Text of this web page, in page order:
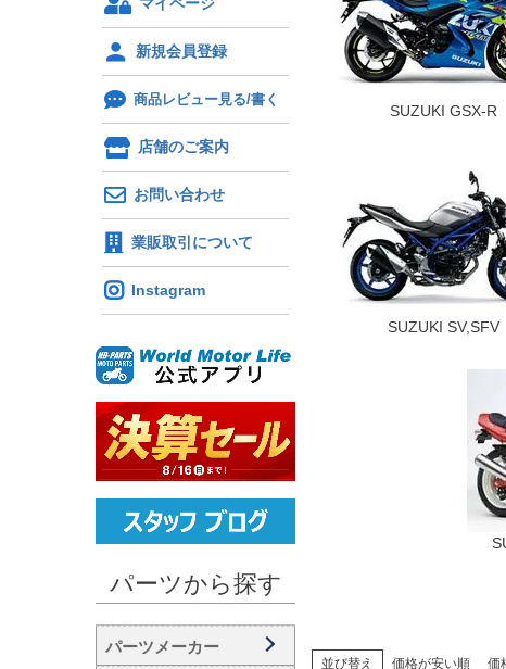
新規会員登録
商品レビュー見る/書く
店舗のご案内
お問い合わせ
業販取引について
Instagram
パーツから探す
SUZUKI GSX-R
SUZUKI SV,SFV
並び替え 価格が安い順 価